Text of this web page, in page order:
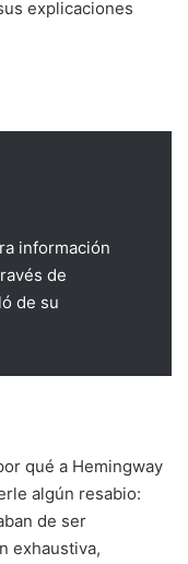
explicaciones
información
de
de su
qué a Hemingway
algún resabio:
de ser
exhaustiva,